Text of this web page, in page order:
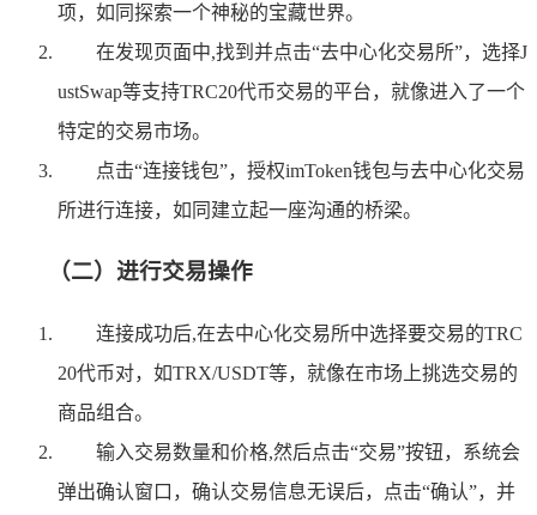
项，如同探索一个神秘的宝藏世界。
在发现页面中,找到并点击“去中心化交易所”，选择J
ustSwap等支持TRC20代币交易的平台，就像进入了一个
特定的交易市场。
点击“连接钱包”，授权imToken钱包与去中心化交易
所进行连接，如同建立起一座沟通的桥梁。
（二）进行交易操作
连接成功后,在去中心化交易所中选择要交易的TRC
20代币对，如TRX/USDT等，就像在市场上挑选交易的
商品组合。
输入交易数量和价格,然后点击“交易”按钮，系统会
弹出确认窗口，确认交易信息无误后，点击“确认”，并